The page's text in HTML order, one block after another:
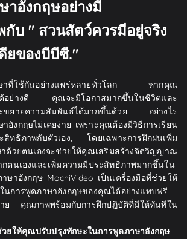
าอังกฤษอย่างมี
กับ " สวนสัตว์ควรมีอยู่จริง
ยของบีบีซี."
ษาที่ใช้กันอย่างแพร่หลายทั่วโลก หากคุณ
ด้อย่างดี คุณจะมีโอกาสมากขึ้นในชีวิตและ
ะขยายความสัมพันธ์ได้มากขึ้นด้วย อย่างไร
อังกฤษไม่เคยง่าย เพราะคุณต้องมีวิธีการเรียน
สิทธิภาพกับตัวเอง, โดยเฉพาะการฝึกฝนเพิ่ม
ด้วยตนเองจะช่วยให้คุณเสริมสร้างจิตวิญญาณ
กตนเองและเพิ่มความมีประสิทธิภาพมากขึ้นใน
ษาอังกฤษ MochiVideo เป็นเครื่องมือที่ช่วยให้
นการพูดภาษาอังกฤษของคุณได้อย่างแทบฟรี
าย คุณภาพพร้อมกับการฝึกปฏิบัติที่มีให้ทันทีใน
ยให้คุณปรับปรุงทักษะในการพูดภาษาอังกฤษ